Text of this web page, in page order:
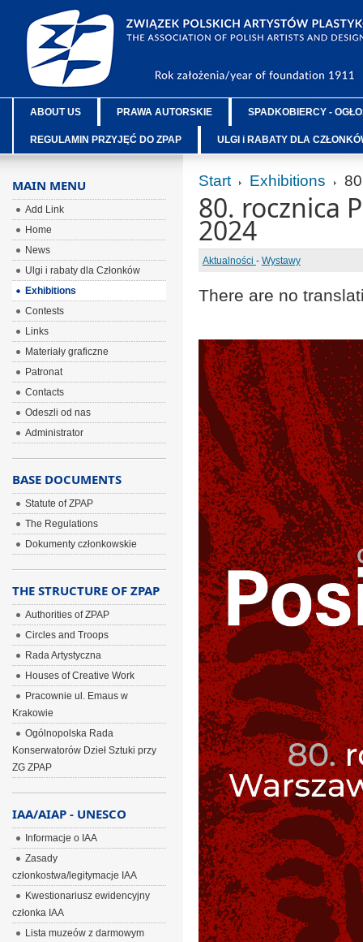
ABOUT US PRAWA AUTORSKIE SPADKOBIERCY -
REGULAMIN PRZYJĘĆ DO ZPAP ULGI i RABATY DLA
Start Exhibitions
80. rocznica
2024
Aktualności - Wystawy
There are no
MAIN MENU
Add Link
Home
News
Ulgi i rabaty dla Członków
Exhibitions
Contests
Links
Materiały graficzne
Patronat
Contacts
Odeszli od nas
Administrator
BASE DOCUMENTS
Statute of ZPAP
The Regulations
Dokumenty członkowskie
THE STRUCTURE OF ZPAP
Authorities of ZPAP
Circles and Troops
Rada Artystyczna
Houses of Creative Work
Pracownie ul. Emaus w
Krakowie
Ogólnopolska Rada
Konserwatorów Dzieł Sztuki przy
ZG ZPAP
IAA/AIAP - UNESCO
Informacje o IAA
Zasady
członkostwa/legitymacje IAA
Kwestionariusz ewidencyjny
członka IAA
Lista muzeów z darmowym